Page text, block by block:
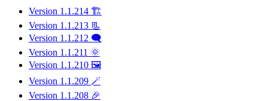
Version 1.1.214 🏗️
Version 1.1.213 📃
Version 1.1.212 🗨️
Version 1.1.211 🌞
Version 1.1.210 🖼️
Version 1.1.209 🪄
Version 1.1.208 🎉